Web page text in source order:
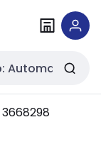
3668298